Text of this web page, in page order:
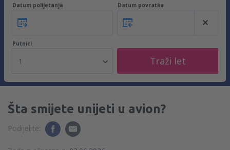
Datum polijetanja Datum povratka
Putnici
1 Traži let
Šta smijete unijeti u avion?
Podijelite: